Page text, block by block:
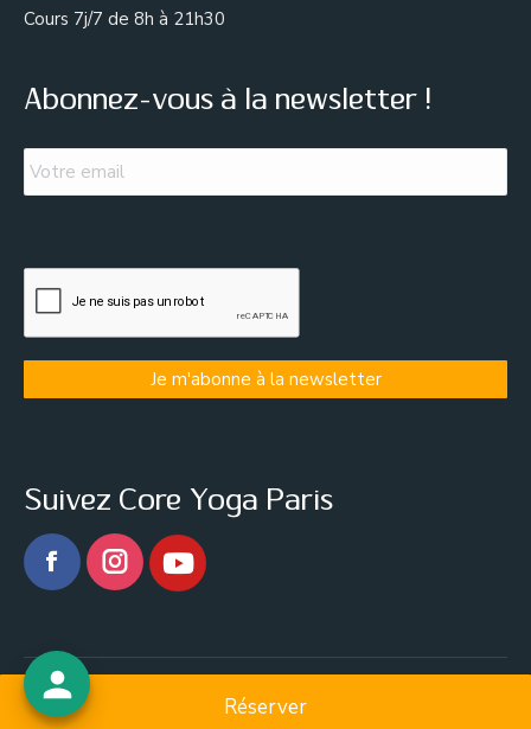
Cours 7j/7 de 8h à 21h30
Abonnez-vous à la newsletter !
Email *
Suivez Core Yoga Paris
Facebook
menu bas footer
Réserver